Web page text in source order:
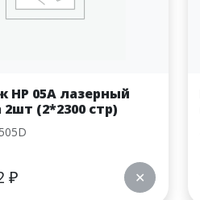
HP 05A лазерный
(2*2300 стр)
₽ ✕